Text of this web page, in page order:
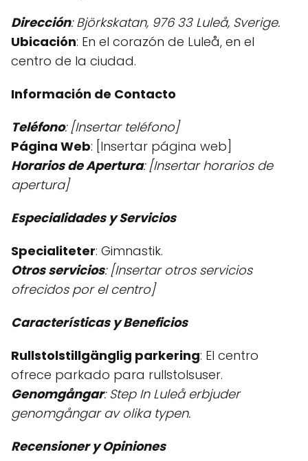
Dirección: Björkskatan, 976 33 Luleå, Sverige.
Ubicación: En el corazón de Luleå, en el
centro de la ciudad.
Información de Contacto
Teléfono: [Insertar teléfono]
Página Web: [Insertar página web]
Horarios de Apertura: [Insertar horarios de
apertura]
Especialidades y Servicios
Specialiteter: Gimnastik.
Otros servicios: [Insertar otros servicios
ofrecidos por el centro]
Características y Beneficios
Rullstolstillgänglig parkering: El centro
ofrece parkado para rullstolsuser.
Genomgångar: Step In Luleå erbjuder
genomgångar av olika typen.
Recensioner y Opiniones